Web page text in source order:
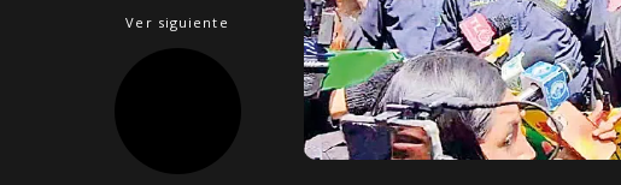
Ver siguiente